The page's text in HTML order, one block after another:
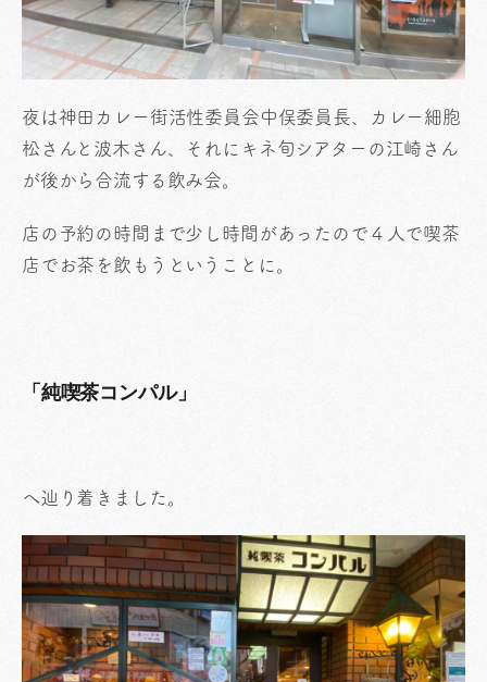
夜は神田カレー街活性委員会中俣委員長、カレー細胞
松さんと波木さん、それにキネ旬シアターの江崎さん
が後から合流する飲み会。
店の予約の時間まで少し時間があったので４人で喫茶
店でお茶を飲もうということに。
「純喫茶コンパル」
へ辿り着きました。